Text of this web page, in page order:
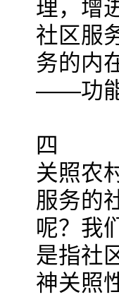
理，增
社区服
务的内
——功能
四
关照农
服务的
呢？我
是指社
神关照